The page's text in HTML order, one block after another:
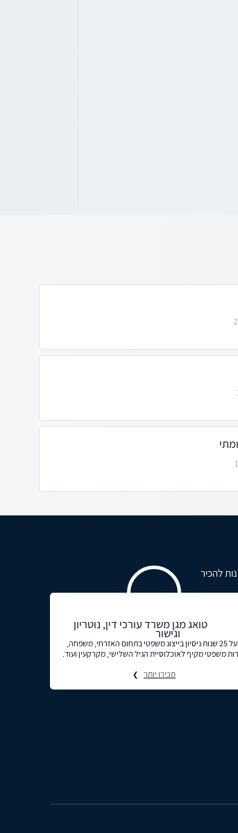
להכיר
טואג מגן משרד עורכי דין, נוטריון
וגישור
מעל 25 שנות ניסיון בייצוג משפטי בתחום האזרחי, משפחה,
משפטי מקיף לאוכלוסיית הגיל השלישי, מקרקעין ועוד.
תכירו יותר